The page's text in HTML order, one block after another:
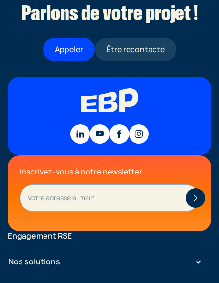
Parlons de votre projet !
Appeler Être recontacté
Inscrivez-vous à notre newsletter
Engagement RSE
Nos solutions keyboard_arrow_down